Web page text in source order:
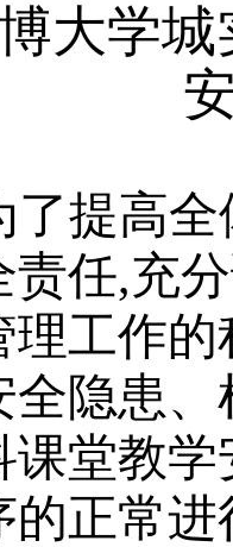
大学
了提高
责任,充
理工作
全隐患
课堂教学
的正常进